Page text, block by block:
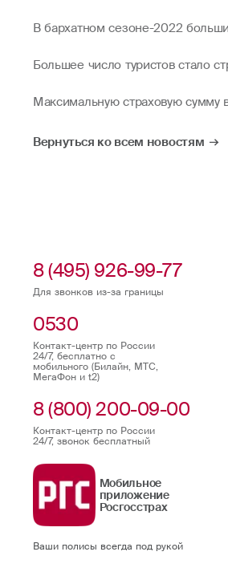
В бархатном сезоне-2022
Большее число туристов стало
Максимальную страховую сумму
Вернуться ко всем новостям
8 (495) 926-99-77
Для звонков из-за границы
0530
Контакт-центр по России
24/7, бесплатно с
мобильного (Билайн, МТС,
МегаФон и t2)
8 (800) 200-09-00
Контакт-центр по России
24/7, звонок бесплатный
Мобильное
приложение
Росгосстрах
Ваши полисы всегда под рукой